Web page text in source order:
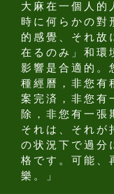
大麻在一個人的
時に何らかの對
的感覺、それ故
在るのみ」和環
影響是合適的。
種經曆，非您有
案完済，非您有
除，非您有一張
それは、それが
の状況下で過分
格です。可能、
樂。」